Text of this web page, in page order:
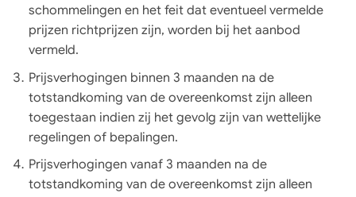
schommelingen en het feit dat eventueel vermelde
prijzen richtprijzen zijn, worden bij het aanbod
vermeld.
Prijsverhogingen binnen 3 maanden na de
totstandkoming van de overeenkomst zijn alleen
toegestaan indien zij het gevolg zijn van wettelijke
regelingen of bepalingen.
Prijsverhogingen vanaf 3 maanden na de
totstandkoming van de overeenkomst zijn alleen